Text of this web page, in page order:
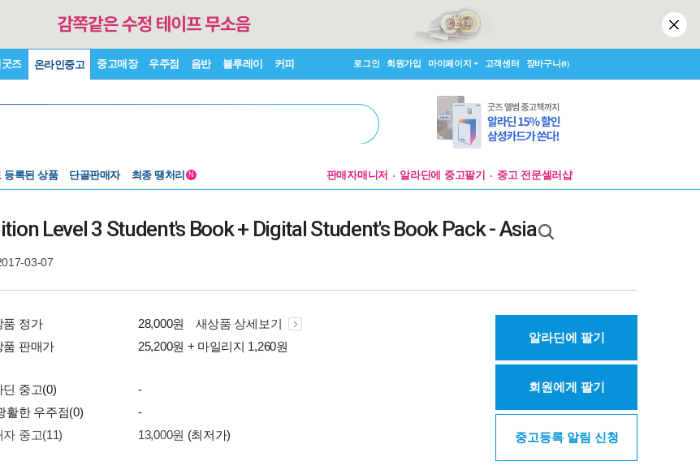
즈 온라인중고 중고매장 우주점 음반 블루레이 커피 로그인 회원가입 마이페이지 고객센터 장바구니(0)
등록된 상품 단골판매자 최종 땡처리 N 판매자매니저 알라딘에 중고팔기 중고 전문셀러샵
Level 3 Student's Book + Digital Student's Book Pack - Asia
03-07
품 정가 28,000원
새상품 상세보기
품 판매가
25,200원 + 마일리지 1,260원
딘 중고(0)
-
활한 우주점(0)
-
자 중고(11)
13,000원 (최저가)
알라딘에 팔기
회원에게 팔기
중고등록 알림 신청